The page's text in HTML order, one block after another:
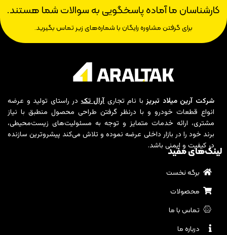
کارشناسان ما آماده پاسخگویی به سوالات شما هستند.
برای گرفتن مشاوره رایگان با شماره‌های زیر تماس بگیرید.
شرکت آرین میلاد تبریزبا نام تجاریآرال تکدر راستای تولید و عرضه
انواع قطعات خودرو و با درنظر گرفتن طراحی محصول منطبق با نیاز
مشتری، ارائه خدمات متمایز و توجه به مسئولیت‌های زیست‌محیطی،
برند خود را در بازار داخلی عرضه نموده و تلاش می‌کند پیشروترین سازنده
در کیفیت و ایمنی باشد.
لینک‌های مفید
برگه نخست
محصولات
تماس با ما
درباره ما